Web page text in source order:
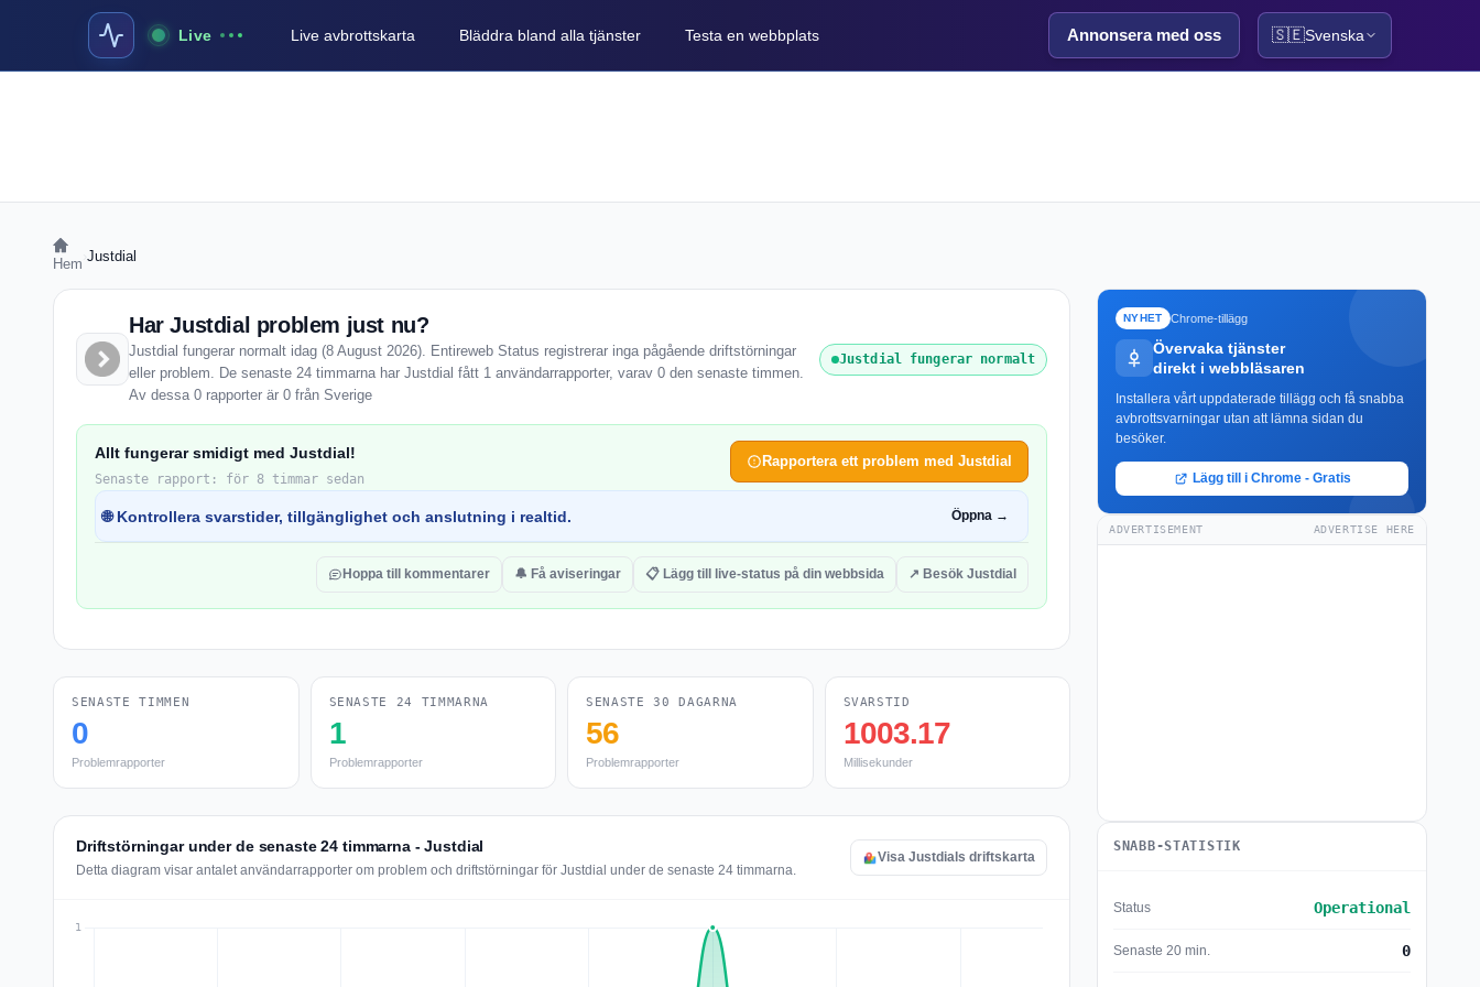
Live Live avbrottskarta Bläddra bland alla tjänster Testa en webbplats Annonsera med oss 🇸🇪Svenska
Hem Justdial
Har Justdial problem just nu?
Justdial fungerar normalt idag (8 August 2026). Entireweb Status registrerar inga pågående driftstörningar
eller problem. De senaste 24 timmarna har Justdial fått 1 användarrapporter, varav 0 den senaste timmen.
Av dessa 0 rapporter är 0 från Sverige
Justdial fungerar normalt
Allt fungerar smidigt med Justdial!
Senaste rapport: för 8 timmar sedan
Rapportera ett problem med Justdial
🌐 Kontrollera svarstider, tillgänglighet och anslutning i realtid. Öppna →
Hoppa till kommentarer 🔔 Få aviseringar 📋 Lägg till live-status på din webbsida ↗ Besök Justdial
SENASTE TIMMEN
0
Problemrapporter
SENASTE 24 TIMMARNA
1
Problemrapporter
SENASTE 30 DAGARNA
56
Problemrapporter
SVARSTID
1003.17
Millisekunder
Driftstörningar under de senaste 24 timmarna - Justdial
Detta diagram visar antalet användarrapporter om problem och driftstörningar för Justdial under de senaste 24 timmarna.
Visa Justdials driftskarta
NYHET Chrome-tillägg
Övervaka tjänster
direkt i webbläsaren
Installera vårt uppdaterade tillägg och få snabba
avbrottsvarningar utan att lämna sidan du
besöker.
Lägg till i Chrome - Gratis
ADVERTISEMENT ADVERTISE HERE
SNABB-STATISTIK
Status Operational
Senaste 20 min. 0